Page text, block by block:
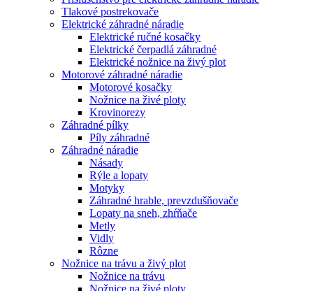
Tlakové postrekovače
Elektrické záhradné náradie
Elektrické ručné kosačky
Elektrické čerpadlá záhradné
Elektrické nožnice na živý plot
Motorové záhradné náradie
Motorové kosačky
Nožnice na živé ploty
Krovinorezy
Záhradné pílky
Píly záhradné
Záhradné náradie
Násady
Rýle a lopaty
Motyky
Záhradné hrable, prevzdušňovače
Lopaty na sneh, zhŕňače
Metly
Vidly
Rôzne
Nožnice na trávu a živý plot
Nožnice na trávu
Nožnice na živé ploty